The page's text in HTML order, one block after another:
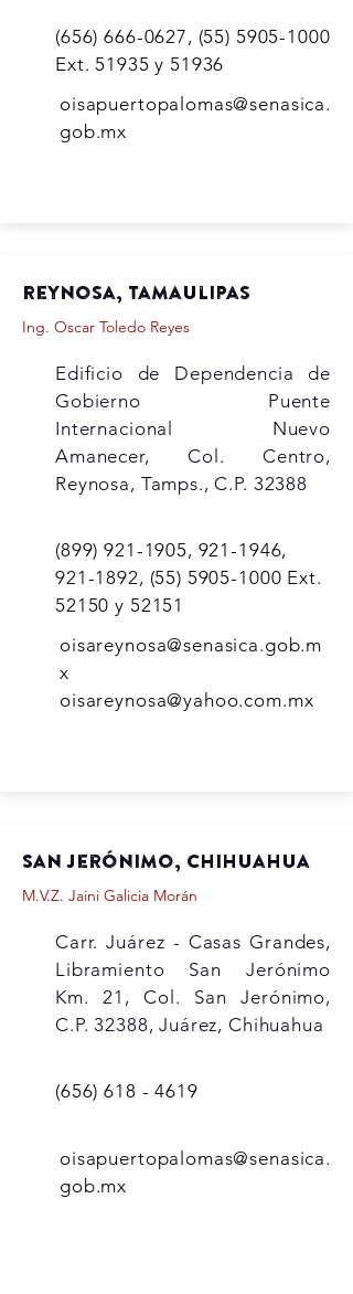
(656) 666-0627, (55) 5905-1000
Ext. 51935 y 51936
oisapuertopalomas@senasica.
gob.mx
Reynosa, Tamaulipas
Ing. Oscar Toledo Reyes
Edificio de Dependencia de
Gobierno Puente
Internacional Nuevo
Amanecer, Col. Centro,
Reynosa, Tamps., C.P. 32388
(899) 921-1905, 921-1946,
921-1892, (55) 5905-1000 Ext.
52150 y 52151
oisareynosa@senasica.gob.m
x
oisareynosa@yahoo.com.mx
San Jerónimo, Chihuahua
M.V.Z. Jaini Galicia Morán
Carr. Juárez - Casas Grandes,
Libramiento San Jerónimo
Km. 21, Col. San Jerónimo,
C.P. 32388, Juárez, Chihuahua
(656) 618 - 4619
oisapuertopalomas@senasica.
gob.mx